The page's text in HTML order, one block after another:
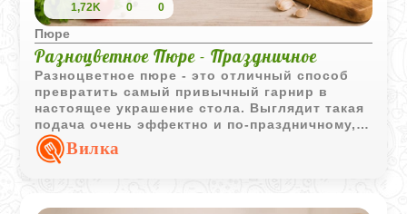
1,72K 0 0
Пюре
Разноцветное Пюре - Праздничное
Разноцветное пюре - это отличный способ
превратить самый привычный гарнир в
настоящее украшение стола. Выглядит такая
подача очень эффектно и по-праздничному,
хотя по сути мы используем только
натуральные красители. За счет добавления
становится необычайно легкой и воздушной,
почти как мусс. Каждый сектор на блюде
Вилка